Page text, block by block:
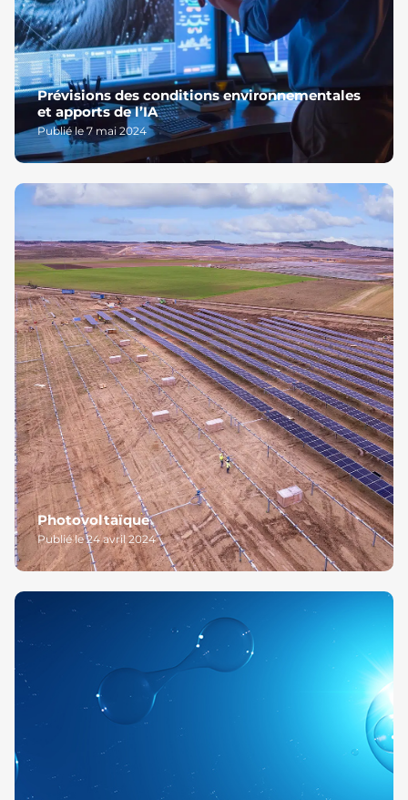
Prévisions des conditions environnementales
et apports de l’IA
Publié le 7 mai 2024
Photovoltaïque
Publié le 24 avril 2024